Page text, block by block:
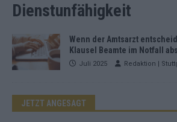
Dienstunfähigkeit
Wenn der Amtsarzt
Klausel Beamte im Notfall
Juli 2025 Redaktion |
JETZT ANGESAGT